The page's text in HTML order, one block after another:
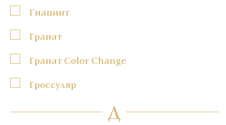
Гиацинт
Гранат
Гранат Color Change
Гроссуляр
Д